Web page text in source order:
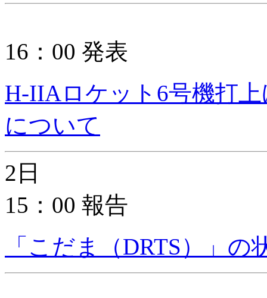
16：00 発表
H-IIAロケット6号機打
について
2日
15：00 報告
「こだま（DRTS）」の